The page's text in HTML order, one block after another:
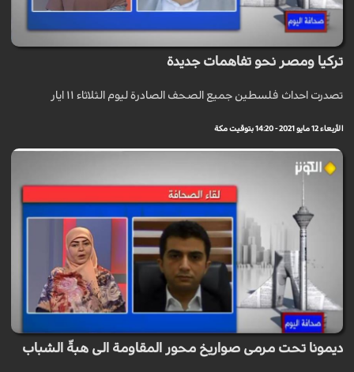
تركيا ومصر نحو تفاهمات جديدة
تصدرت احداث فلسطين جميع الصحف الصادرة ليوم الثلاثاء ١١ ايار
الأربعاء 12 مايو 2021 - 14:20 بتوقيت مكة
ديمونا تحت مرمى صواريخ محور المقاومة الى هبةّ الشباب